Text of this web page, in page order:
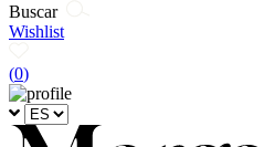
Buscar
Wishlist
(0)